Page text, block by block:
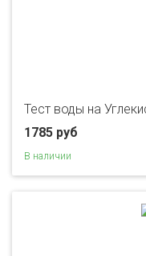
Тест воды на
1785 руб
В наличии